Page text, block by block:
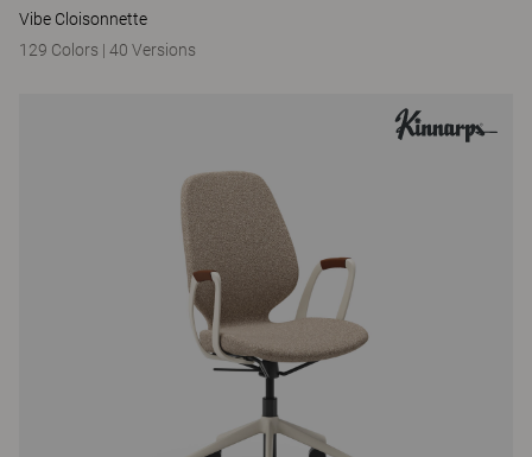
Vibe Cloisonnette
129 Colors | 40 Versions